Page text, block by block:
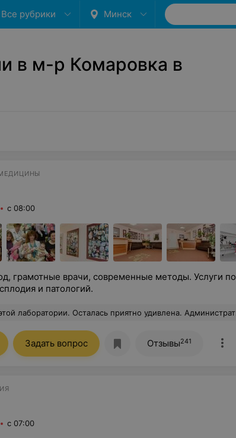
Все рубрики Минск
в м-р Комаровка в
с 08:00
грамотные врачи, современные методы. Услуги по
и патологий.
удивлена. Администратор энергичная, вежливая, оформила все быстро. Медсестра просто золотце, все сделала безболезненно и быстро. Отличная лаборатория, рекомендую.
Задать вопрос Отзывы241
с 07:00